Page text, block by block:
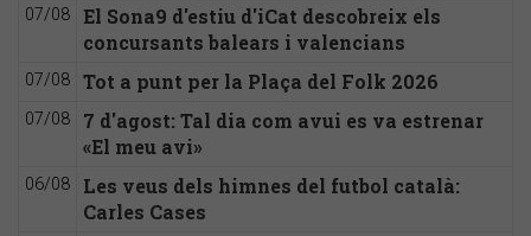
07/08
El Sona9 d'estiu d'iCat descobreix els
concursants balears i valencians
07/08 Tot a punt per la Plaça del Folk 2026
07/08
7 d'agost: Tal dia com avui es va estrenar
«El meu avi»
06/08
Les veus dels himnes del futbol català:
Carles Cases